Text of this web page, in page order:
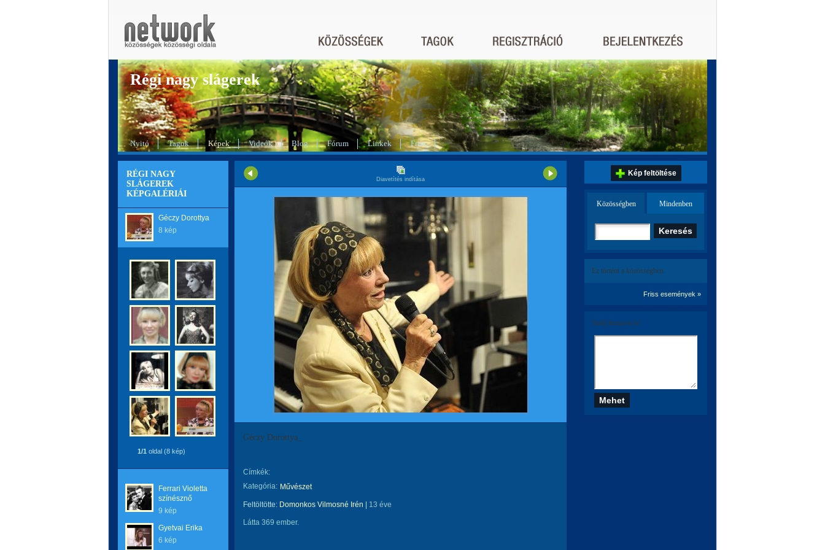
Régi nagy slágerek
Nyitó Tagok Képek Videók Blog Fórum Linkek Friss
RÉGI NAGY
SLÁGEREK
KÉPGALÉRIÁI
Géczy Dorottya
8 kép
1/1 oldal (8 kép)
Ferrari Violetta
színésznő
9 kép
Gyetvai Erika
6 kép
Diavetítés indítása
Géczy Dorottya_
Címkék:
Kategória: Művészet
Feltöltötte: Domonkos Vilmosné Irén 13 éve
Látta 369 ember.
Kép feltöltése
Közösségben Mindenben
Ez történt a közösségben:
Friss események »
Szólj hozzá te is!